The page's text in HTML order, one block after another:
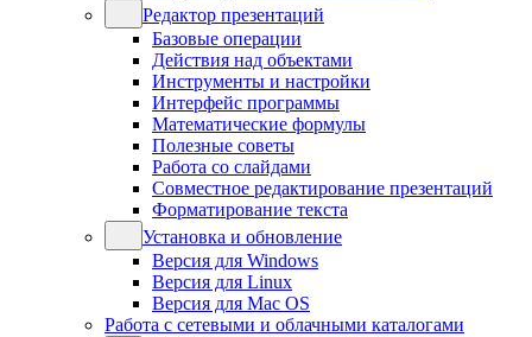
Редактор презентаций
Базовые операции
Действия над объектами
Инструменты и настройки
Интерфейс программы
Математические формулы
Полезные советы
Работа со слайдами
Совместное редактирование презентаций
Форматирование текста
Установка и обновление
Версия для Windows
Версия для Linux
Версия для Mac OS
Работа с сетевыми и облачными каталогами